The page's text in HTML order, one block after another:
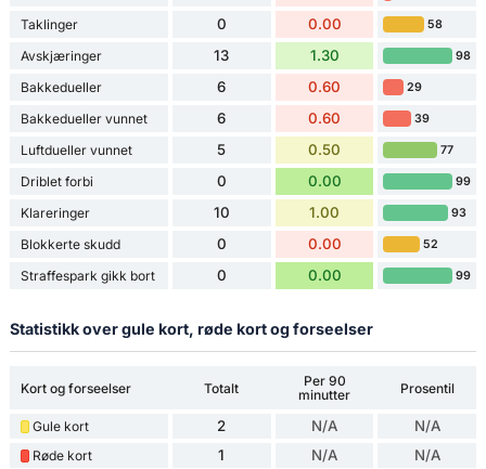
Taklinger 0 0.00 58
Avskjæringer 13 1.30 98
Bakkedueller 6 0.60 29
Bakkedueller vunnet 6 0.60 39
Luftdueller vunnet 5 0.50 77
Driblet forbi 0 0.00 99
Klareringer 10 1.00 93
Blokkerte skudd 0 0.00 52
Straffespark gikk bort 0 0.00 99
Statistikk over gule kort, røde kort og forseelser
Kort og forseelser Totalt
Per 90
minutter
Prosentil
Gule kort 2 N/A N/A
Røde kort 1 N/A N/A